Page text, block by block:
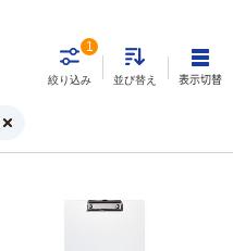
絞り込み
1
並び替え 表示切替